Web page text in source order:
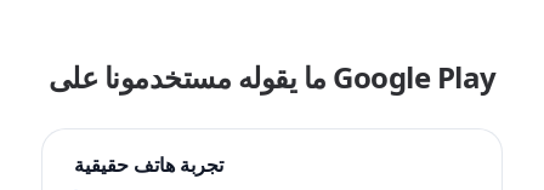
ما يقوله مستخدمونا على Google Play
تجربة هاتف حقيقية